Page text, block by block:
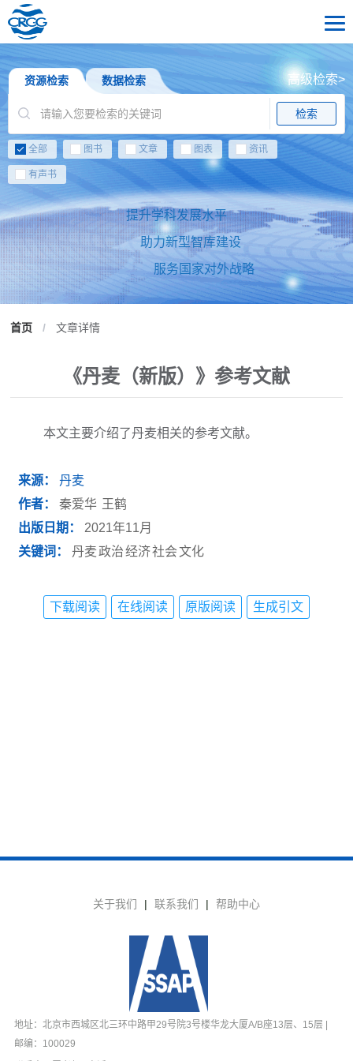
资源检索 数据检索
检索
高级检索>
全部 图书 文章 图表 资讯
有声书
提升学科发展水平
助力新型智库建设
服务国家对外战略
首页 / 文章详情
《丹麦（新版）》参考文献
本文主要介绍了丹麦相关的参考文献。
来源：
丹麦
作者：
秦爱华 王鹤
出版日期：
2021年11月
关键词：
丹麦政治 经济社会 文化
下载阅读 在线阅读 原版阅读 生成引文
关于我们 | 联系我们 | 帮助中心
地址：北京市西城区北三环中路甲29号院3号楼华龙大厦A/B座13层、15层 |
邮编：100029